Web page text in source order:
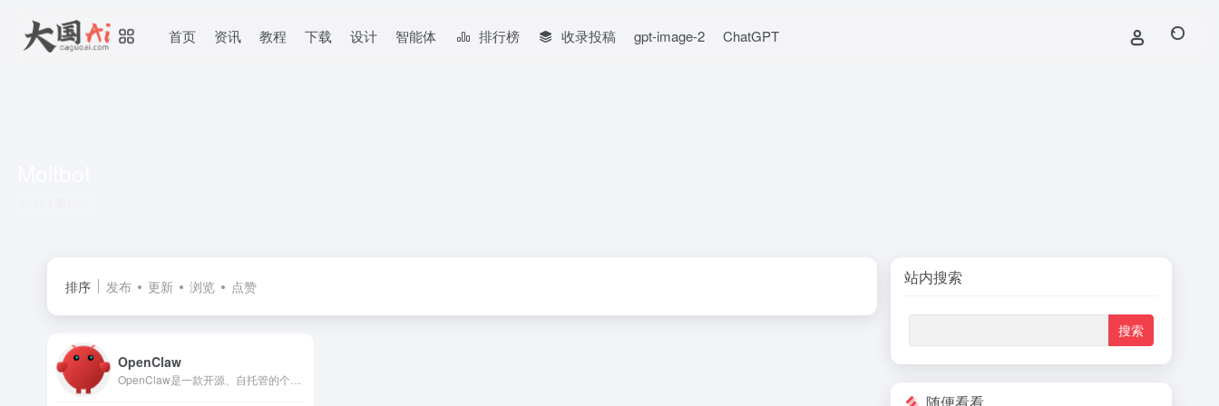
首页 资讯 教程 下载 设计 智能体 排行榜 收录投稿 gpt-image-2 ChatGPT
排序 发布 更新 浏览 点赞
OpenClaw
站内搜索